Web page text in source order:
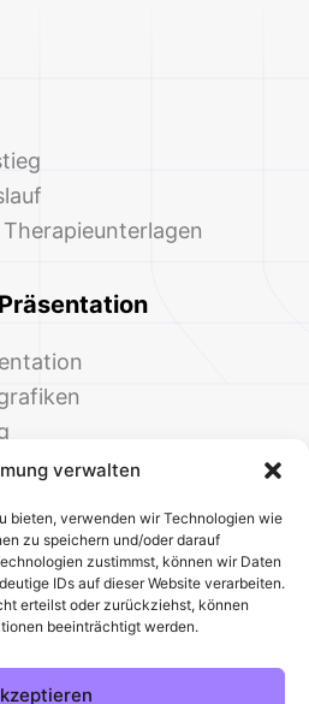
verwalten
bieten, verwenden wir Technologien wie
zu speichern und/oder darauf
zustimmst, können wir Daten
IDs auf dieser Website verarbeiten.
erteilst oder zurückziehst, können
beeinträchtigt werden.
der Office-Vorlagen
Über unsKontakt
Cookies